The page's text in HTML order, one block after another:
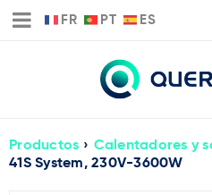
FR PT ES
Productos › Calentadores y
41S System, 230V-3600W